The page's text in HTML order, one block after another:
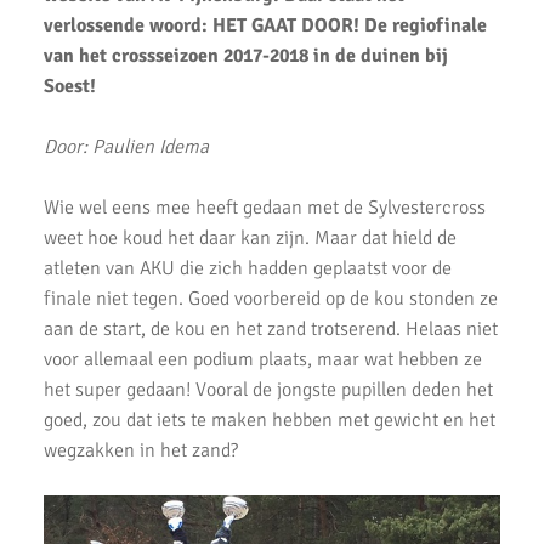
tijdens Nationale A-Games 2025
AKU atleten Roel Verlaan en Sophie de Lange op het podium bij
NK atletiek.
AKU atleet Siem Verlaan Nationaal indoor kampioen
AKU jeugdatleten in de prijzen tijdens Nederlandse
Kampioenschappen.
Atleten enthousiast over zware cross bij AKU
37 Nieuwe Club Records
Nationale Estafette Kampioenschappen 2023
Regionale pupillen competitie finale 2023
verlossende woord: HET GAAT DOOR! De regiofinale
van het crossseizoen 2017-2018 in de duinen bij
Soest!
Door: Paulien Idema
Wie wel eens mee heeft gedaan met de Sylvestercross
weet hoe koud het daar kan zijn. Maar dat hield de
atleten van AKU die zich hadden geplaatst voor de
finale niet tegen. Goed voorbereid op de kou stonden ze
aan de start, de kou en het zand trotserend. Helaas niet
voor allemaal een podium plaats, maar wat hebben ze
het super gedaan! Vooral de jongste pupillen deden het
goed, zou dat iets te maken hebben met gewicht en het
wegzakken in het zand?